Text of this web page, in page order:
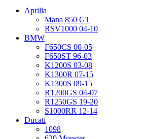
Aprilia
Mana 850 GT
RSV1000 04-10
BMW
F650CS 00-05
F650ST 96-03
K1200S 03-08
K1300R 07-15
K1300S 09-15
R1200GS 04-07
R1250GS 19-20
S1000RR 12-14
Ducati
1098